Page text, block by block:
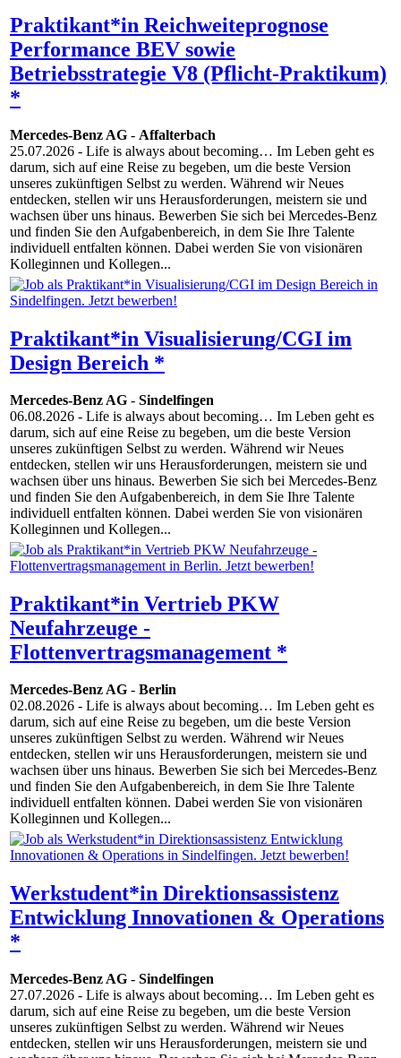
Praktikant*in Reichweiteprognose
Performance BEV sowie
Betriebsstrategie V8 (Pflicht-Praktikum)
*
Mercedes-Benz AG - Affalterbach
25.07.2026 - Life is always about becoming… Im Leben geht es
darum, sich auf eine Reise zu begeben, um die beste Version
unseres zukünftigen Selbst zu werden. Während wir Neues
entdecken, stellen wir uns Herausforderungen, meistern sie und
wachsen über uns hinaus. Bewerben Sie sich bei Mercedes-Benz
und finden Sie den Aufgabenbereich, in dem Sie Ihre Talente
individuell entfalten können. Dabei werden Sie von visionären
Kolleginnen und Kollegen...
Praktikant*in Visualisierung/CGI im
Design Bereich *
Mercedes-Benz AG - Sindelfingen
06.08.2026 - Life is always about becoming… Im Leben geht es
darum, sich auf eine Reise zu begeben, um die beste Version
unseres zukünftigen Selbst zu werden. Während wir Neues
entdecken, stellen wir uns Herausforderungen, meistern sie und
wachsen über uns hinaus. Bewerben Sie sich bei Mercedes-Benz
und finden Sie den Aufgabenbereich, in dem Sie Ihre Talente
individuell entfalten können. Dabei werden Sie von visionären
Kolleginnen und Kollegen...
Praktikant*in Vertrieb PKW
Neufahrzeuge -
Flottenvertragsmanagement *
Mercedes-Benz AG - Berlin
02.08.2026 - Life is always about becoming… Im Leben geht es
darum, sich auf eine Reise zu begeben, um die beste Version
unseres zukünftigen Selbst zu werden. Während wir Neues
entdecken, stellen wir uns Herausforderungen, meistern sie und
wachsen über uns hinaus. Bewerben Sie sich bei Mercedes-Benz
und finden Sie den Aufgabenbereich, in dem Sie Ihre Talente
individuell entfalten können. Dabei werden Sie von visionären
Kolleginnen und Kollegen...
Werkstudent*in Direktionsassistenz
Entwicklung Innovationen & Operations
*
Mercedes-Benz AG - Sindelfingen
27.07.2026 - Life is always about becoming… Im Leben geht es
darum, sich auf eine Reise zu begeben, um die beste Version
unseres zukünftigen Selbst zu werden. Während wir Neues
entdecken, stellen wir uns Herausforderungen, meistern sie und